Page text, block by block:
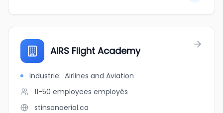
AIRS Flight Academy
Industrie: Airlines and Aviation
11-50 employees employés
stinsonaerial.ca